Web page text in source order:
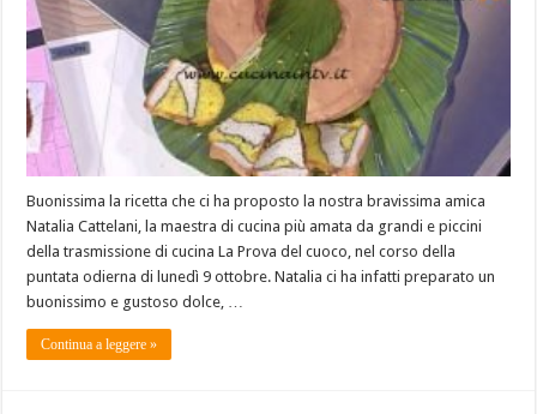
Buonissima la ricetta che ci ha proposto la nostra bravissima amica
Natalia Cattelani, la maestra di cucina più amata da grandi e piccini
della trasmissione di cucina La Prova del cuoco, nel corso della
puntata odierna di lunedì 9 ottobre. Natalia ci ha infatti preparato un
buonissimo e gustoso dolce, …
Continua a leggere »